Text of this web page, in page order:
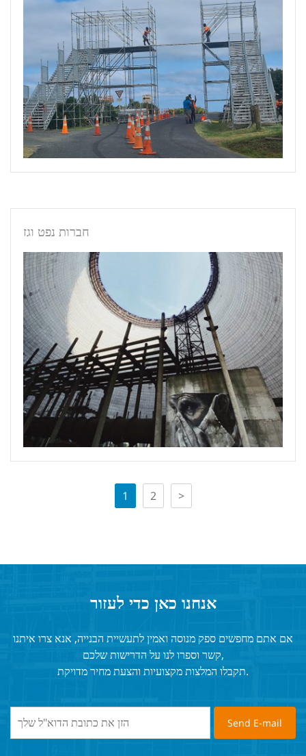
חברות נפט וגז
1 2 >
אנחנו כאן כדי לעזור
אם אתם מחפשים ספק מנוסה ואמין לתעשיית הבנייה, אנא צרו איתנו
קשר וספרו לנו על הדרישות שלכם,
תקבלו המלצות מקצועיות והצעת מחיר מדויקת.